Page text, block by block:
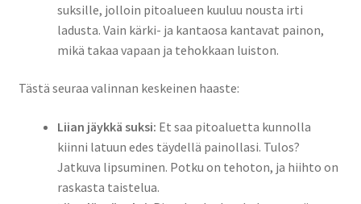
suksille, jolloin pitoalueen kuuluu nousta irti
ladusta. Vain kärki- ja kantaosa kantavat painon,
mikä takaa vapaan ja tehokkaan luiston.
Tästä seuraa valinnan keskeinen haaste:
Liian jäykkä suksi: Et saa pitoaluetta kunnolla
kiinni latuun edes täydellä painollasi. Tulos?
Jatkuva lipsuminen. Potku on tehoton, ja hiihto on
raskasta taistelua.